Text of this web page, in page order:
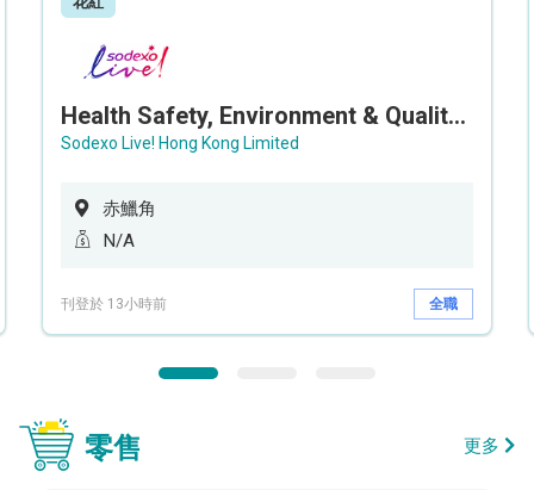
Health Safety, Environment & Quality Assurance Officer (Maternity cover – 5 months contract)
Sodexo Live! Hong Kong Limited
赤鱲角
N/A
刊登於 13小時前 全職
零售 更多